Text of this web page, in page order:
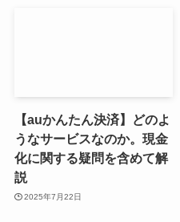
【auかんたん決済】どのよ
うなサービスなのか。現金
化に関する疑問を含めて解
説
2025年7月22日